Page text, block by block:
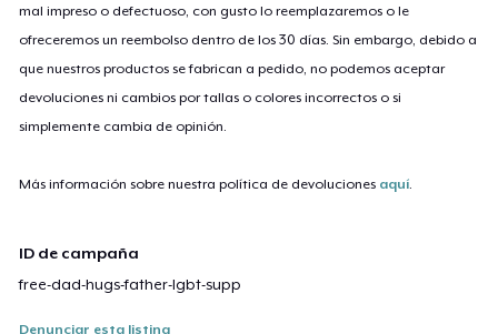
mal impreso o defectuoso, con gusto lo reemplazaremos o le
ofreceremos un reembolso dentro de los 30 días. Sin embargo, debido a
que nuestros productos se fabrican a pedido, no podemos aceptar
devoluciones ni cambios por tallas o colores incorrectos o si
simplemente cambia de opinión.
Más información sobre nuestra política de devoluciones aquí.
ID de campaña
free-dad-hugs-father-lgbt-supp
Denunciar esta listing